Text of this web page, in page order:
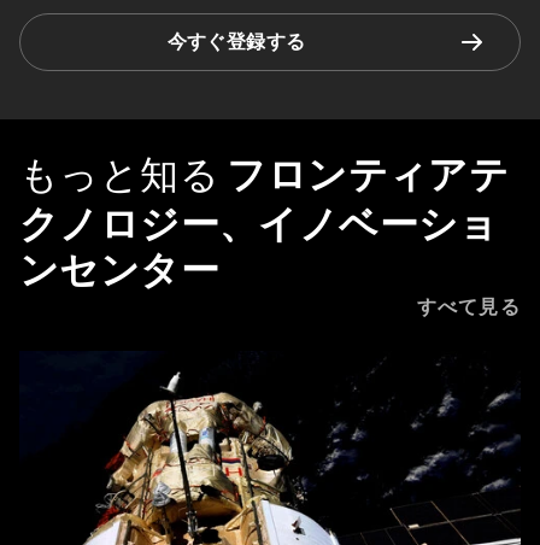
今すぐ登録する
もっと知る フロンティアテ
クノロジー、イノベーショ
ンセンター
すべて見る